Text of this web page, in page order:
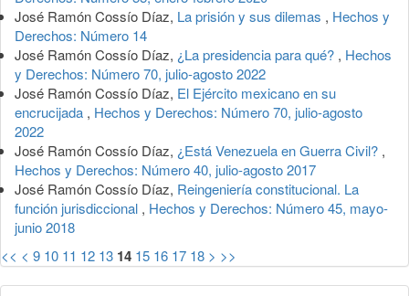
José Ramón Cossío Díaz, La prisión y sus dilemas , Hechos y
Derechos: Número 14
José Ramón Cossío Díaz, ¿La presidencia para qué? , Hechos
y Derechos: Número 70, julio-agosto 2022
José Ramón Cossío Díaz, El Ejército mexicano en su
encrucijada , Hechos y Derechos: Número 70, julio-agosto
2022
José Ramón Cossío Díaz, ¿Está Venezuela en Guerra Civil? ,
Hechos y Derechos: Número 40, julio-agosto 2017
José Ramón Cossío Díaz, Reingeniería constitucional. La
función jurisdiccional , Hechos y Derechos: Número 45, mayo-
junio 2018
<< < 9 10 11 12 13 14 15 16 17 18 > >>